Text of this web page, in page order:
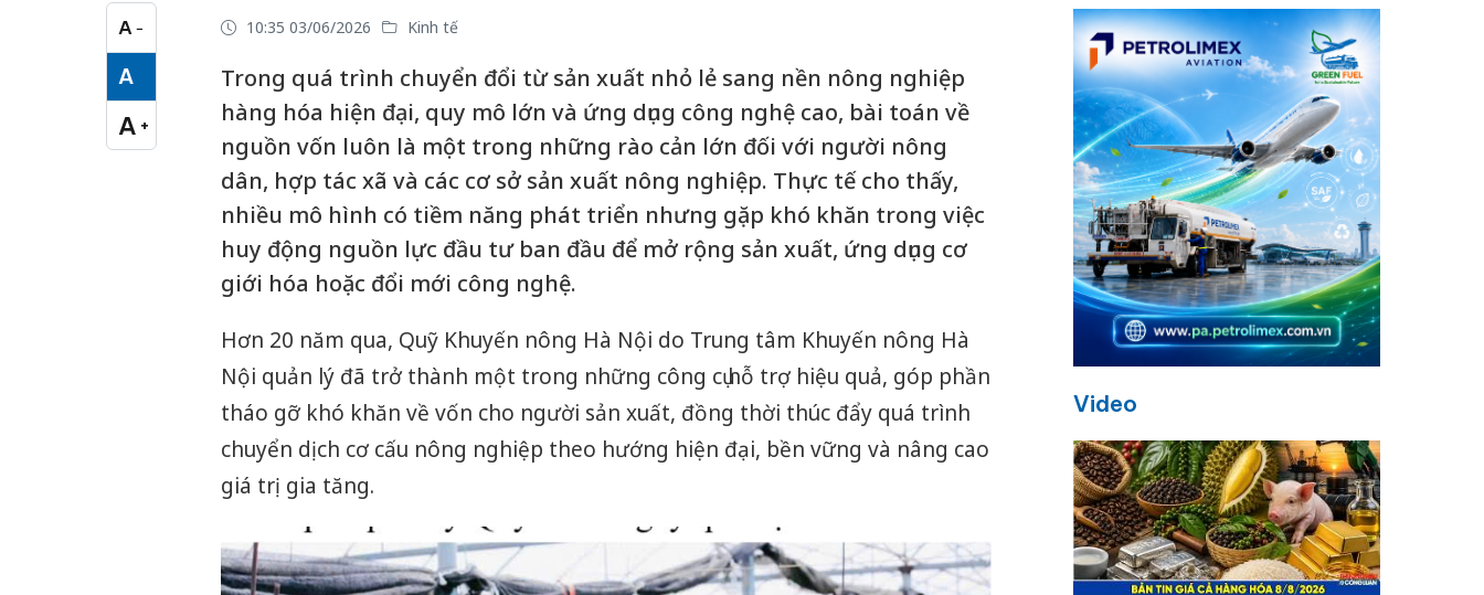
A −
Cỡ chữ nhỏ
A
Cỡ chữ vừa
A +
Cỡ chữ lớn
10:35 03/06/2026 Kinh tế
Trong quá trình chuyển đổi từ sản xuất nhỏ lẻ sang nền nông nghiệp
hàng hóa hiện đại, quy mô lớn và ứng dụng công nghệ cao, bài toán về
nguồn vốn luôn là một trong những rào cản lớn đối với người nông
dân, hợp tác xã và các cơ sở sản xuất nông nghiệp. Thực tế cho thấy,
nhiều mô hình có tiềm năng phát triển nhưng gặp khó khăn trong việc
huy động nguồn lực đầu tư ban đầu để mở rộng sản xuất, ứng dụng cơ
giới hóa hoặc đổi mới công nghệ.
Hơn 20 năm qua, Quỹ Khuyến nông Hà Nội do Trung tâm Khuyến nông Hà
Nội quản lý đã trở thành một trong những công cụ hỗ trợ hiệu quả, góp phần
tháo gỡ khó khăn về vốn cho người sản xuất, đồng thời thúc đẩy quá trình
chuyển dịch cơ cấu nông nghiệp theo hướng hiện đại, bền vững và nâng cao
giá trị gia tăng.
Video